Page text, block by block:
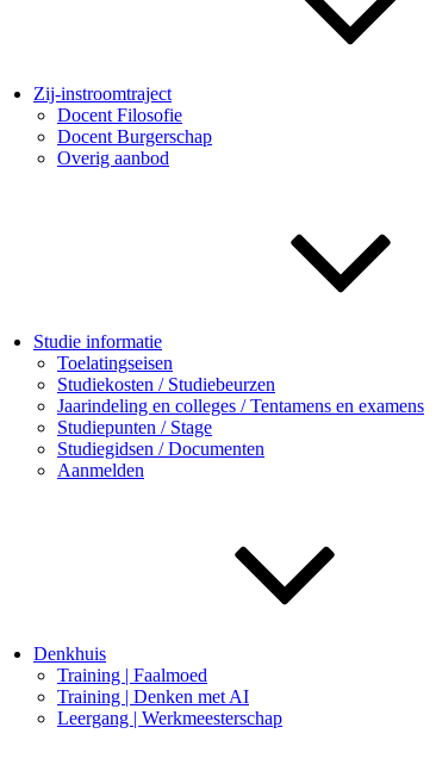
Zij-instroomtraject
Docent Filosofie
Docent Burgerschap
Overig aanbod
Studie informatie
Toelatingseisen
Studiekosten / Studiebeurzen
Jaarindeling en colleges / Tentamens en examens
Studiepunten / Stage
Studiegidsen / Documenten
Aanmelden
Denkhuis
Training | Faalmoed
Training | Denken met AI
Leergang | Werkmeesterschap